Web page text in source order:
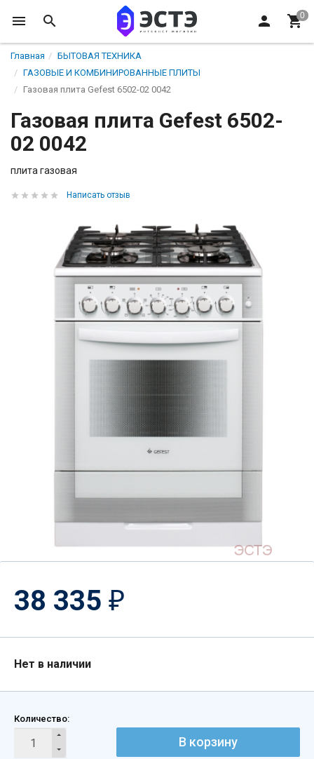
Главная
БЫТОВАЯ ТЕХНИКА
ГАЗОВЫЕ И КОМБИНИРОВАННЫЕ ПЛИТЫ
Газовая плита Gefest 6502-02 0042
Газовая плита Gefest 6502-
02 0042
плита газовая
Написать отзыв
38 335 ₽
Нет в наличии
Количество:
В корзину